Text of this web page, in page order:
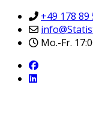
+49 178 89
Mo.-Fr.